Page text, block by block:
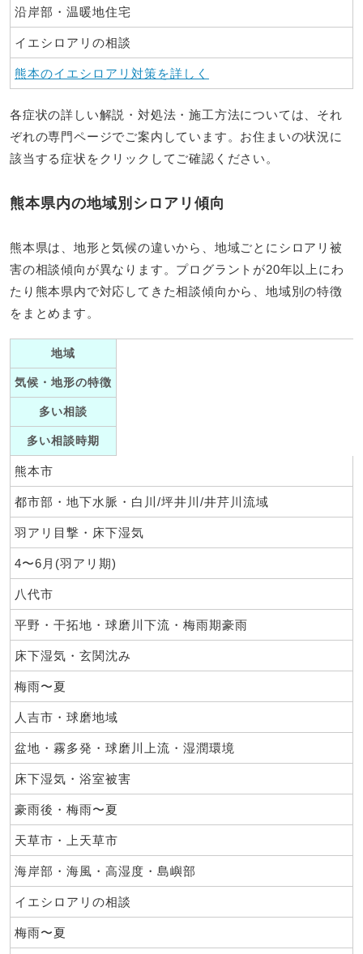
沿岸部・温暖地住宅
イエシロアリの相談
熊本のイエシロアリ対策を詳しく
各症状の詳しい解説・対処法・施工方法については、それ
ぞれの専門ページでご案内しています。お住まいの状況に
該当する症状をクリックしてご確認ください。
熊本県内の地域別シロアリ傾向
熊本県は、地形と気候の違いから、地域ごとにシロアリ被
害の相談傾向が異なります。プログラントが20年以上にわ
たり熊本県内で対応してきた相談傾向から、地域別の特徴
をまとめます。
地域
気候・地形の特徴
多い相談
多い相談時期
熊本市
都市部・地下水脈・白川/坪井川/井芹川流域
羽アリ目撃・床下湿気
4〜6月(羽アリ期)
八代市
平野・干拓地・球磨川下流・梅雨期豪雨
床下湿気・玄関沈み
梅雨〜夏
人吉市・球磨地域
盆地・霧多発・球磨川上流・湿潤環境
床下湿気・浴室被害
豪雨後・梅雨〜夏
天草市・上天草市
海岸部・海風・高湿度・島嶼部
イエシロアリの相談
梅雨〜夏